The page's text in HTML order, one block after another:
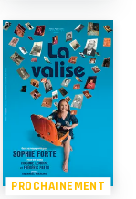
PROCHAINEMENT